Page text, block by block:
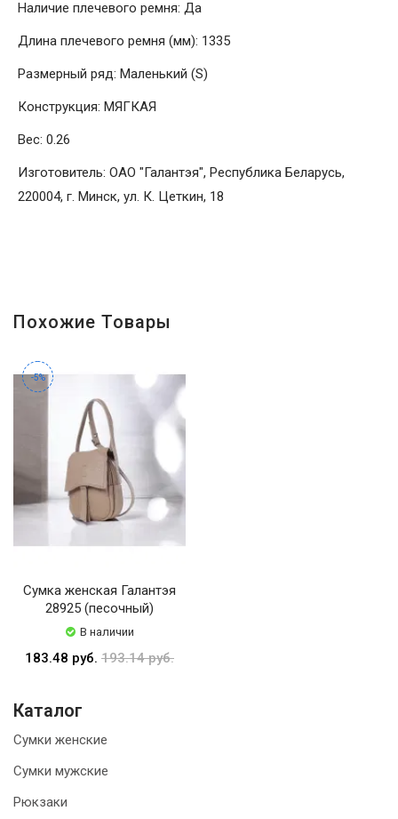
Наличие плечевого ремня: Да
Длина плечевого ремня (мм): 1335
Размерный ряд: Маленький (S)
Конструкция: МЯГКАЯ
Вес: 0.26
Изготовитель: ОАО "Галантэя", Республика Беларусь,
220004, г. Минск, ул. К. Цеткин, 18
Похожие Товары
-5%
Сумка женская Галантэя
28925 (песочный)
В наличии
183.48 руб. 193.14 руб.
Каталог
Сумки женские
Сумки мужские
Рюкзаки